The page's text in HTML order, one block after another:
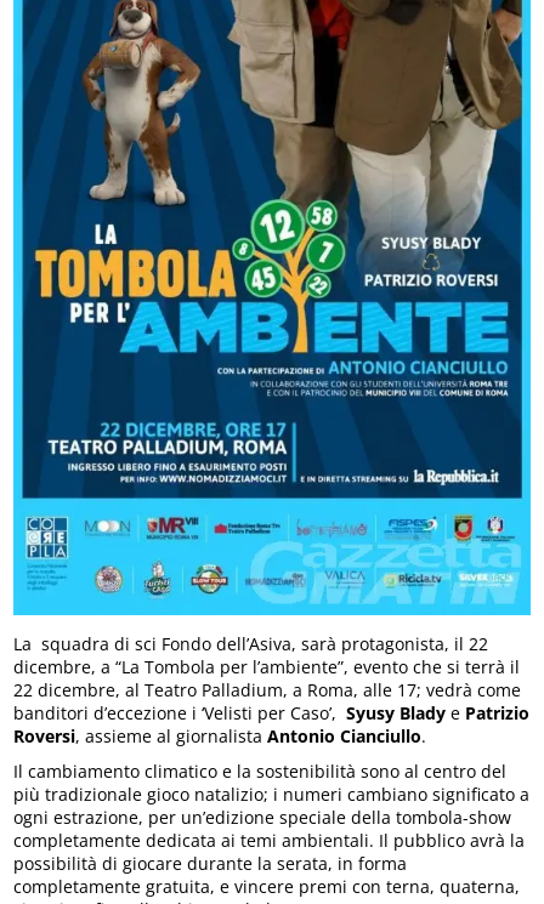
La squadra di sci Fondo dell’Asiva, sarà protagonista, il 22
dicembre, a “La Tombola per l’ambiente”, evento che si terrà il
22 dicembre, al Teatro Palladium, a Roma, alle 17; vedrà come
banditori d’eccezione i ‘Velisti per Caso’,Syusy Blady e Patrizio
Roversi, assieme al giornalistaAntonio Cianciullo.
Il cambiamento climatico e la sostenibilità sono al centro del
più tradizionale gioco natalizio; i numeri cambiano significato a
ogni estrazione, per un’edizione speciale della tombola-show
completamente dedicata ai temi ambientali. Il pubblico avrà la
possibilità di giocare durante la serata, in forma
completamente gratuita, e vincere premi con terna, quaterna,